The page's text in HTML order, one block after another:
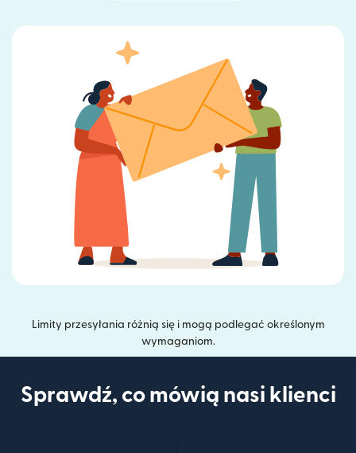
Limity przesyłania różnią się i mogą podlegać określonym
wymaganiom.
Sprawdź, co mówią nasi klienci